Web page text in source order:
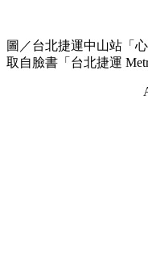
圖／台北捷運中山站「
取自臉書「台北捷運